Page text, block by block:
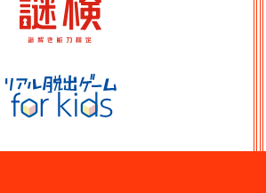
リアル脱出ゲーム for kids